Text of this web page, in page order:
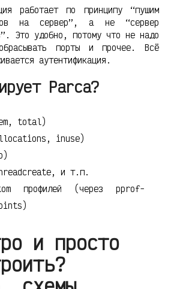
работает по принципу “пушим
на сервер”, а не “сервер
Это удобно, потому что не надо
порты и прочее. Всё
аутентификация.
Parca?
total)
inuse)
и т.п.
профилей (через pprof-
и просто